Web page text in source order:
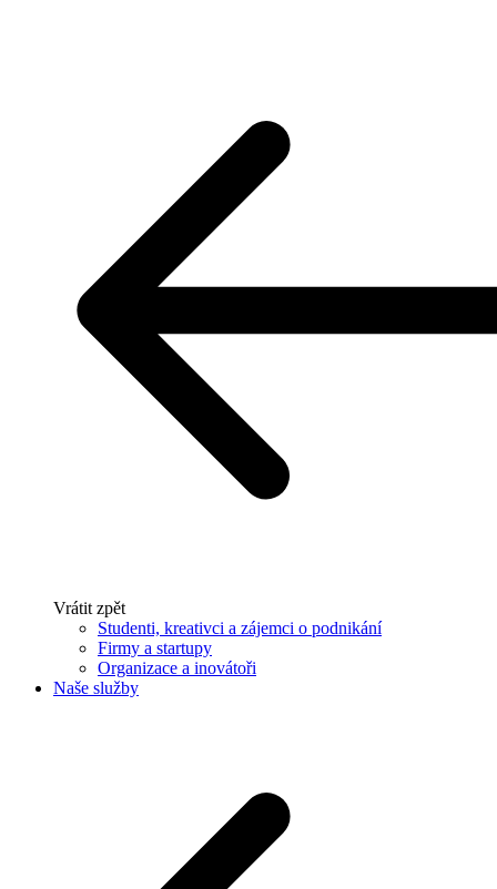
Vrátit zpět
Studenti, kreativci a zájemci o podnikání
Firmy a startupy
Organizace a inovátoři
Naše služby